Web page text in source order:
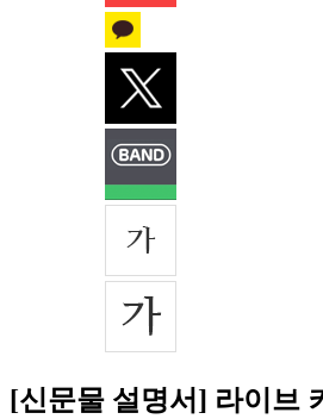
[신문물 설명서] 라이브